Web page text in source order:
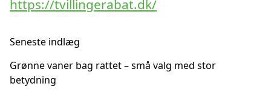
https://tvillingerabat.dk/
Seneste indlæg
Grønne vaner bag rattet – små valg med stor
betydning